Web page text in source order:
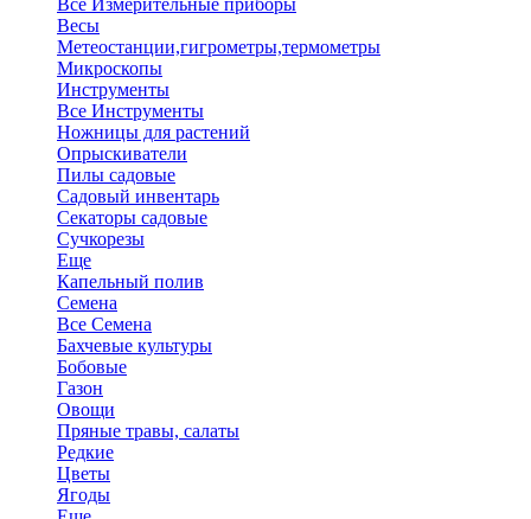
Все Измерительные приборы
Весы
Метеостанции,гигрометры,термометры
Микроскопы
Инструменты
Все Инструменты
Ножницы для растений
Опрыскиватели
Пилы садовые
Садовый инвентарь
Секаторы садовые
Сучкорезы
Еще
Капельный полив
Семена
Все Семена
Бахчевые культуры
Бобовые
Газон
Овощи
Пряные травы, салаты
Редкие
Цветы
Ягоды